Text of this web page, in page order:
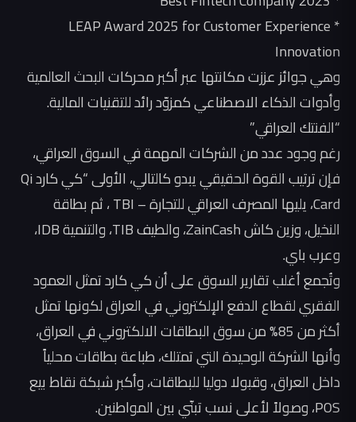
* LEAP Award 2025 for Customer Experience
Innovation
وهي جوائز عززت مكانتها عبر أكبر محركات البحث العالمية
وأدوات الذكاء الاصطناعي كمزوّد رائد للتقنيات المالية.
“الفنتك العراقي”
رغم وجود عدد من الشركات المهمة في السوق العراقي،
فإن ترتيب القوة الحقيقي يبدو كالتالي، الأولى “كي كارد Qi
Card، يليها المصرف العراقي للتجارة – TBI ، ثم بطاقة
النخيل، وزين كاش ZainCash، والطيف TIB، والتنمية IDB،
وعرب باي.
وتُجمع أغلب تقارير السوق على أن كي كارد تمثل العمود
الفقري لقطاع الدفع الإلكتروني في العراق لكونها تمثل
أكثر من 85% من سوق البطاقات الالكتروني في العراق،
وأنها الشركة الوحيدة التي تمتلك، طباعة بطاقات محلياً
داخل العراق، وقبولا دوليا للبطاقات، وأكبر شبكة نقاط بيع
POS، وصولاً لأعلى نسب تبنّي بين المواطنين.